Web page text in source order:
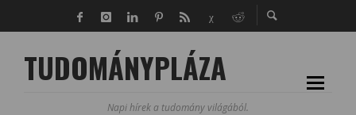
TUDOMÁNYPLÁZA
Napi hírek a tudomány világából.